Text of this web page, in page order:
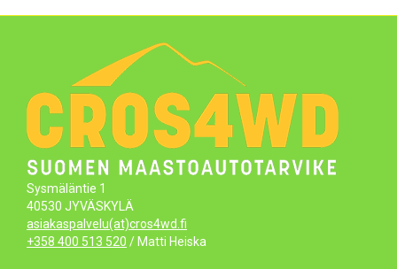
Sysmäläntie 1
40530 JYVÄSKYLÄ
asiakaspalvelu(at)cros4wd.fi
+358 400 513 520 / Matti Heiska